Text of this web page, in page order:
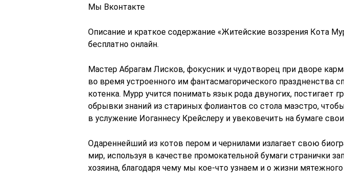
Мы Вконтакте
Описание и краткое содержание «Житейские воззрения Кота
бесплатно онлайн.
Мастер Абрагам Лисков, фокусник и чудотворец при дворе
во время устроенного им фантасмагорического праздненства
котенка. Мурр учится понимать язык рода двуногих, постигает
обрывки знаний из стариных фолиантов со стола маэстро,
в услужение Иоганнесу Крейслеру и увековечить на бумаге
Одареннейший из котов пером и чернилами излагает свою
мир, используя в качестве промокательной бумаги странички
хозяина, благодаря чему мы кое-что узнаем и о жизни